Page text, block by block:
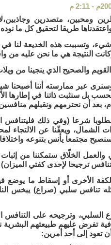
ومحبين، متصدرين
طريقا لتحقيق كل ما
شيء، وتسببت هذه الخديعة لنا
النتيجة هي ما نحن عليه من
والصحيح الذي ينجينا من
عبر ممارسته أننا أصبحنا
بل سنثبت ذاتنا في إطارها
أن نحترمهم ونقبلهم منافسين
شرعا (وفي ذلك فليتنافس
الشمال، ويعفّنا عن الالتجاء
مجتمعا يأنس بتنوعه
والعمل الخلّاق ستمكننا من
ترجيحا لإحدى كفتي
الأخرى أو إسقاط ما يوضع
تنافس سلبي (صراع) يبخس
السلبي، وترجيحه على التنافس
تفرض عليهم طبيعتهم
تعود إلى أحد أمرين: